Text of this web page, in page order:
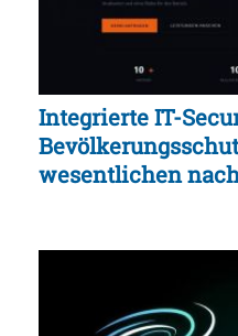
Integrierte IT-
wesentlichen